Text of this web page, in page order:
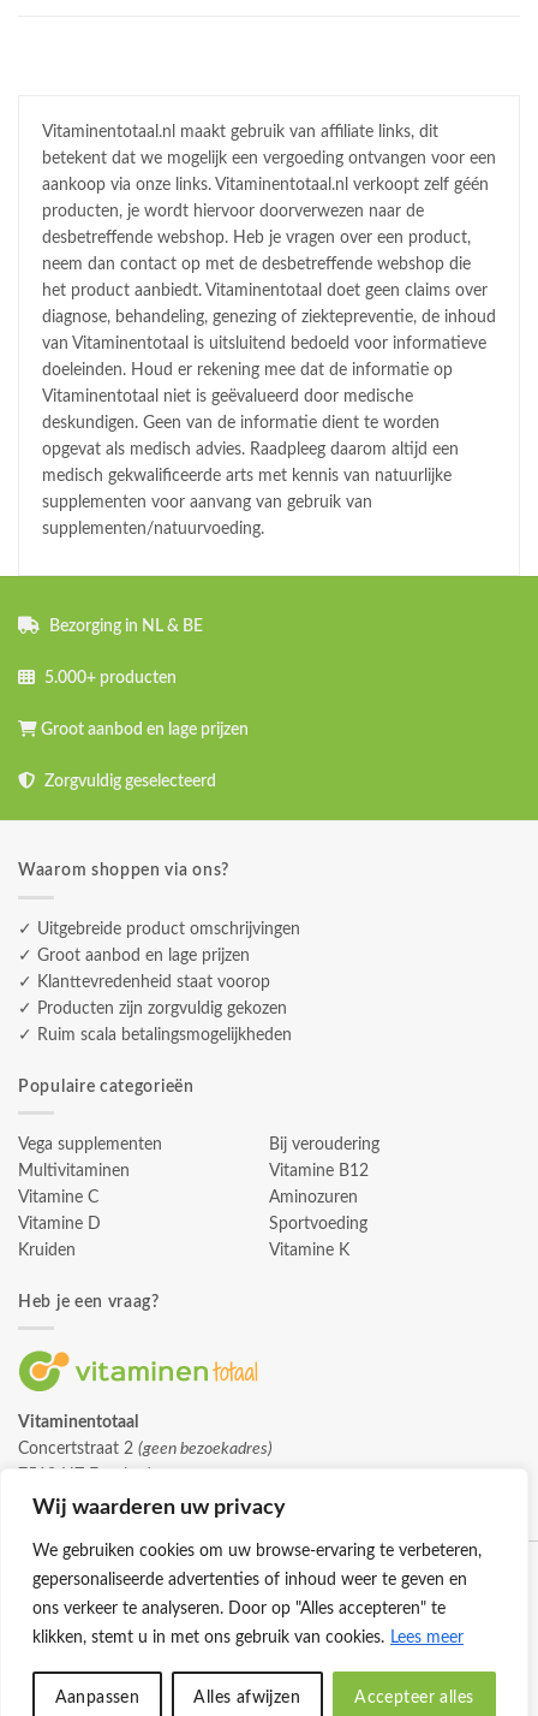
Wij waarderen uw privacy
We gebruiken cookies om uw browse-ervaring te verbeteren,
gepersonaliseerde advertenties of inhoud weer te geven en
ons verkeer te analyseren. Door op "Alles accepteren" te
klikken, stemt u in met ons gebruik van cookies. Lees meer
Aanpassen Alles afwijzen Accepteer alles
Vitaminentotaal.nl maakt gebruik van affiliate links, dit
betekent dat we mogelijk een vergoeding ontvangen voor een
aankoop via onze links. Vitaminentotaal.nl verkoopt zelf géén
producten, je wordt hiervoor doorverwezen naar de
desbetreffende webshop. Heb je vragen over een product,
neem dan contact op met de desbetreffende webshop die
het product aanbiedt. Vitaminentotaal doet geen claims over
diagnose, behandeling, genezing of ziektepreventie, de inhoud
van Vitaminentotaal is uitsluitend bedoeld voor informatieve
doeleinden. Houd er rekening mee dat de informatie op
Vitaminentotaal niet is geëvalueerd door medische
deskundigen. Geen van de informatie dient te worden
opgevat als medisch advies. Raadpleeg daarom altijd een
medisch gekwalificeerde arts met kennis van natuurlijke
supplementen voor aanvang van gebruik van
supplementen/natuurvoeding.
Bezorging in NL & BE
5.000+ producten
Groot aanbod en lage prijzen
Zorgvuldig geselecteerd
Waarom shoppen via ons?
✓ Uitgebreide product omschrijvingen
✓ Groot aanbod en lage prijzen
✓ Klanttevredenheid staat voorop
✓ Producten zijn zorgvuldig gekozen
✓ Ruim scala betalingsmogelijkheden
Populaire categorieën
Vega supplementen
Multivitaminen
Vitamine C
Vitamine D
Kruiden
Bij veroudering
Vitamine B12
Aminozuren
Sportvoeding
Vitamine K
Heb je een vraag?
Vitaminentotaal
Concertstraat 2 (geen bezoekadres)
info@vitaminentotaal.nl